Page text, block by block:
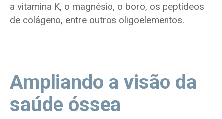
a vitamina K, o magnésio, o boro, os peptídeos
de colágeno, entre outros oligoelementos.
Ampliando a visão da
saúde óssea